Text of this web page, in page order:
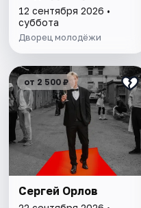
12 сентября 2026 •
суббота
Дворец молодёжи
от 2 500 ₽
Сергей Орлов